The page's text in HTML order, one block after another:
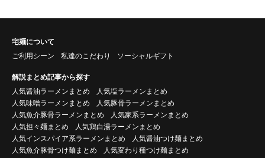
宅麺について
ご利用シーン
私達のこだわり ソーシャルギフト
解説まとめ記事から探す
人気醤油ラーメンまとめ
人気塩ラーメンまとめ
人気味噌ラーメンまとめ
人気豚骨ラーメンまとめ
人気魚介豚骨ラーメンまとめ
人気家系ラーメンまとめ
人気担々麺まとめ
人気鶏白湯ラーメンまとめ
人気インスパイア系ラーメンまとめ
人気醤油つけ麺まとめ
人気魚介豚骨つけ麺まとめ
人気変わり種つけ麺まとめ